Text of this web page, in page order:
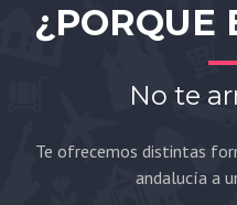
¿PORQUE
No te
Te ofrecemos distintas
andalucía a